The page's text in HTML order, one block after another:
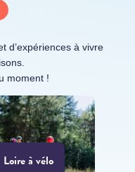
d’expériences à vivre
moment !
Loire à vélo